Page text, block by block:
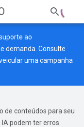
ao
demanda. Consulte
uma campanha
de conteúdos para seu
podem ter erros.